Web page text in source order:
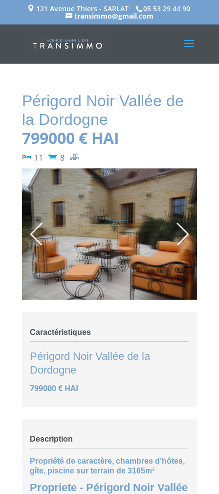
121 Avenue Thiers - SARLAT 05 53 29 44 90
transimmo@gmail.com
Périgord Noir Vallée de
la Dordogne
799000 € HAI
11 8
Caractéristiques
Périgord Noir Vallée de la
Dordogne
799000 € HAI
Description
Propriété de caractère, chambres d'hôtes,
gîte, piscine sur terrain de 3165m²
Propriete - Périgord Noir Vallée